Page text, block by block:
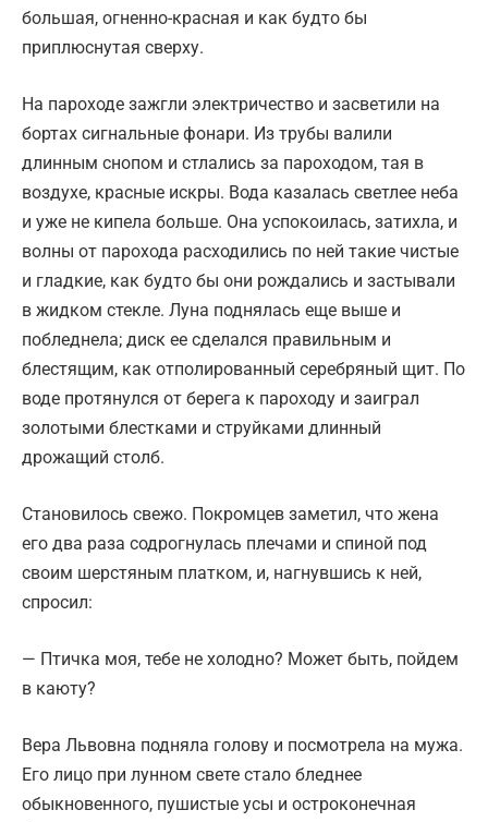
большая, огненно-красная и как будто бы
приплюснутая сверху.
На пароходе зажгли электричество и засветили на
бортах сигнальные фонари. Из трубы валили
длинным снопом и стлались за пароходом, тая в
воздухе, красные искры. Вода казалась светлее неба
и уже не кипела больше. Она успокоилась, затихла, и
волны от парохода расходились по ней такие чистые
и гладкие, как будто бы они рождались и застывали
в жидком стекле. Луна поднялась еще выше и
побледнела; диск ее сделался правильным и
блестящим, как отполированный серебряный щит. По
воде протянулся от берега к пароходу и заиграл
золотыми блестками и струйками длинный
дрожащий столб.
Становилось свежо. Покромцев заметил, что жена
его два раза содрогнулась плечами и спиной под
своим шерстяным платком, и, нагнувшись к ней,
спросил:
— Птичка моя, тебе не холодно? Может быть, пойдем
в каюту?
Вера Львовна подняла голову и посмотрела на мужа.
Его лицо при лунном свете стало бледнее
обыкновенного, пушистые усы и остроконечная